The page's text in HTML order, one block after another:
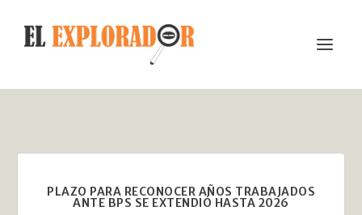
PLAZO PARA RECONOCER AÑOS TRABAJADOS
ANTE BPS SE EXTENDIÓ HASTA 2026